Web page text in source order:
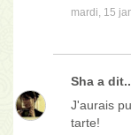
mardi, 15
Sha a
J'aurais
tarte!